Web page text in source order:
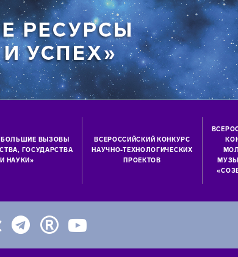
ВЫЗОВЫ
ГОСУДАРСТВА
И НАУКИ»
ВСЕРОССИЙСКИЙ КОНКУРС
НАУЧНО-ТЕХНОЛОГИЧЕСКИХ
ПРОЕКТОВ